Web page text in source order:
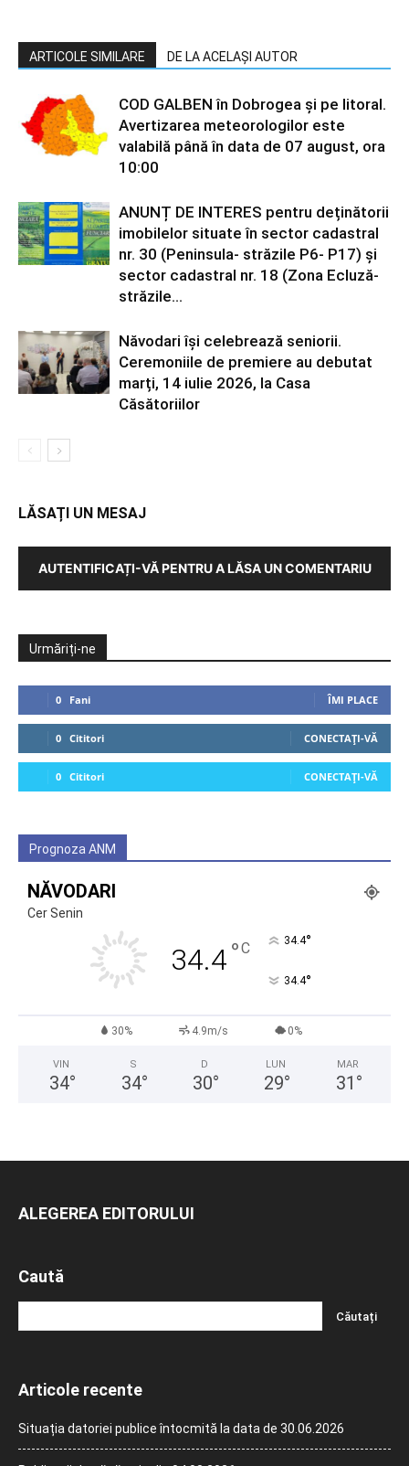
ARTICOLE SIMILARE DE LA ACELAȘI AUTOR
COD GALBEN în Dobrogea și pe litoral.
Avertizarea meteorologilor este
valabilă până în data de 07 august, ora
10:00
ANUNȚ DE INTERES pentru deținătorii
imobilelor situate în sector cadastral
nr. 30 (Peninsula- străzile P6- P17) și
sector cadastral nr. 18 (Zona Ecluză-
străzile...
Năvodari își celebrează seniorii.
Ceremoniile de premiere au debutat
marți, 14 iulie 2026, la Casa
Căsătoriilor
LĂSAȚI UN MESAJ
AUTENTIFICAȚI-VĂ PENTRU A LĂSA UN COMENTARIU
Urmăriți-ne
0 Fani ÎMI PLACE
0 Cititori CONECTAȚI-VĂ
0 Cititori CONECTAȚI-VĂ
Prognoza ANM
NĂVODARI
Cer Senin
34.4°C 34.4°
34.4°
30% 4.9m/s 0%
VIN
34°
S
34°
D
30°
LUN
29°
MAR
31 °
ALEGEREA EDITORULUI
Caută
Articole recente
Situația datoriei publice întocmită la data de 30.06.2026